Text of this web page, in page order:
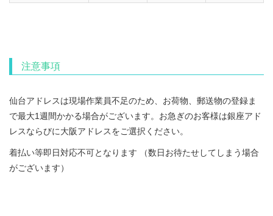
注意事項
仙台アドレスは現場作業員不足のため、お荷物、郵送物の登録ま
で最大1週間かかる場合がございます。お急ぎのお客様は銀座アド
レスならびに大阪アドレスをご選択ください。
着払い等即日対応不可となります （数日お待たせしてしまう場合
がございます）